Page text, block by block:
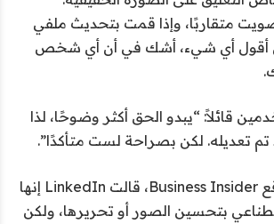
متقاربًا، وإذا قمت بتحديث ملفي
أقول أي شيء، أشك في أن أي شخص
قائلاً: “يبدو الحق أكثر وضوحًا، لذا
تم تعديله. لكن بصراحة لست متأكدًا”.
وفي تصريح لموقع Business Insider، قالت LinkedIn إنها
بتحسين الصور أو تحريرها، ولكن